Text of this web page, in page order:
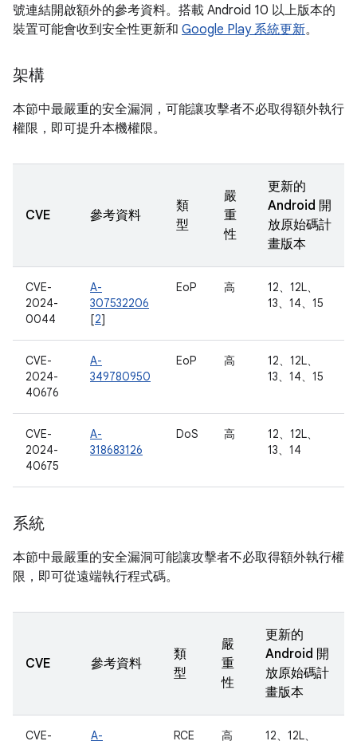
號連結開啟額外的參考資料。搭載 Android 10 以上版本的
裝置可能會收到安全性更新和 Google Play 系統更新。
架構
本節中最嚴重的安全漏洞，可能讓攻擊者不必取得額外執行
權限，即可提升本機權限。
CVE 參考資料
類
型
嚴
重
性
更新的
Android 開
放原始碼計
畫版本
CVE-
2024-
0044
A-
307532206
[2]
EoP 高
12、12L、
13、14、15
CVE-
2024-
40676
A-
349780950
EoP 高
12、12L、
13、14、15
CVE-
2024-
40675
A-
318683126
DoS 高
12、12L、
13、14
系統
本節中最嚴重的安全漏洞可能讓攻擊者不必取得額外執行權
限，即可從遠端執行程式碼。
CVE 參考資料
類
型
嚴
重
性
更新的
Android 開
放原始碼計
畫版本
CVE-
A-
RCE 高
12、12L、